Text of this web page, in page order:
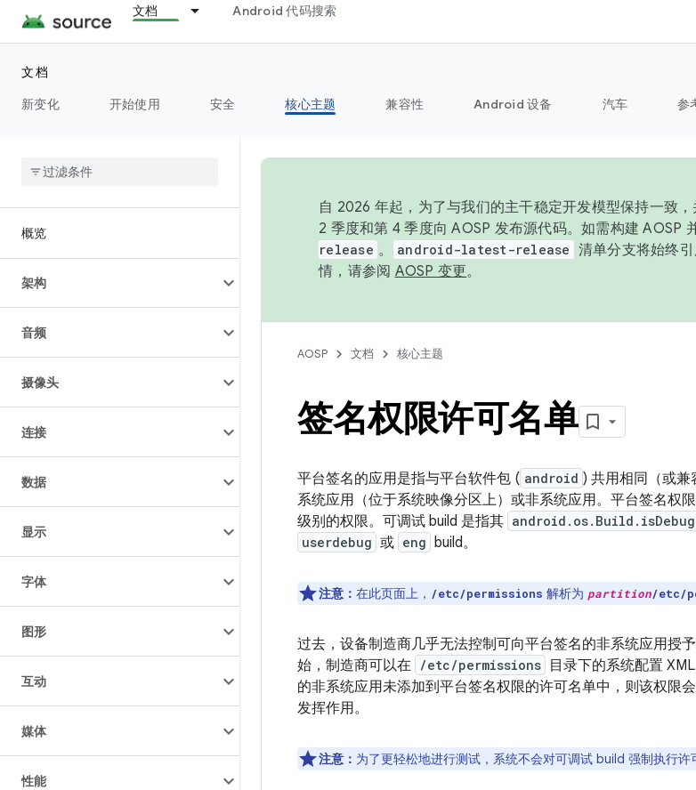
文档 Android 代码搜索
文档
新变化
开始使用 安全 核心主题 兼容性 Android 设备 汽车 参
概览
架构
音频
摄像头
连接
数据
显示
字体
图形
互动
媒体
性能
自 2026 年起，为了与我们的主干稳定开发模型保持一致
2 季度和第 4 季度向 AOSP 发布源代码。如需构建 AOSP
release 。 android-latest-release 清单分支将始终
情，请参阅 AOSP 变更。
AOSP 文档 核心主题
签名权限许可名单
平台签名的应用是指与平台软件包 ( android ) 共用相同（或
系统应用（位于系统映像分区上）或非系统应用。平台签名权
级别的权限。可调试 build 是指其
userdebug 或 eng build。
注意： 在此页面上， /etc/permissions 解析为 partition/etc/
过去，设备制造商几乎无法控制可向平台签名的非系统应用授
始，制造商可以在 /etc/permissions
目录下的系统配置
的非系统应用未添加到平台签名权限的许可名单中，则该权限
发挥作用。
注意： 为了更轻松地进行测试，系统不会对可调试 build 强制执行许